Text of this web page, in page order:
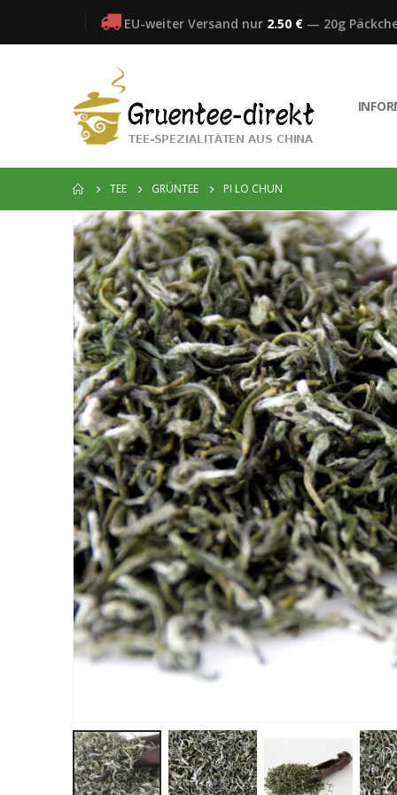
EU-weiter Versand nur 2.50 €— 20g
TEE GRÜNTEE PI LO CHUN
Zum
Ende
der
Bildergalerie
springen